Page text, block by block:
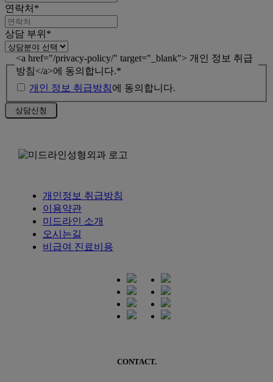
연락처 *
상담 부위 *
<a href="/privacy-policy/" target="_blank"> 개인 정보 취급
방침</a>에 동의합니다.*
개인 정보 취급방침에 동의합니다.
개인정보 취급방침
이용약관
미드라인 소개
오시는길
비급여 진료비용
CONTACT.